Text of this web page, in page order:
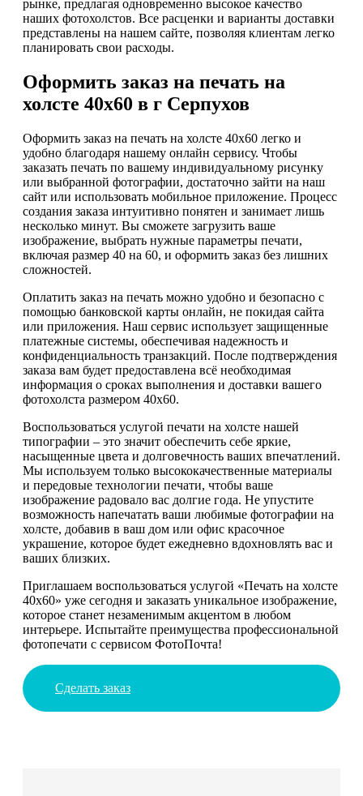
рынке, предлагая одновременно высокое качество
наших фотохолстов. Все расценки и варианты доставки
представлены на нашем сайте, позволяя клиентам легко
планировать свои расходы.
Оформить заказ на печать на
холсте 40х60 в г Серпухов
Оформить заказ на печать на холсте 40х60 легко и
удобно благодаря нашему онлайн сервису. Чтобы
заказать печать по вашему индивидуальному рисунку
или выбранной фотографии, достаточно зайти на наш
сайт или использовать мобильное приложение. Процесс
создания заказа интуитивно понятен и занимает лишь
несколько минут. Вы сможете загрузить ваше
изображение, выбрать нужные параметры печати,
включая размер 40 на 60, и оформить заказ без лишних
сложностей.
Оплатить заказ на печать можно удобно и безопасно с
помощью банковской карты онлайн, не покидая сайта
или приложения. Наш сервис использует защищенные
платежные системы, обеспечивая надежность и
конфиденциальность транзакций. После подтверждения
заказа вам будет предоставлена всё необходимая
информация о сроках выполнения и доставки вашего
фотохолста размером 40х60.
Воспользоваться услугой печати на холсте нашей
типографии – это значит обеспечить себе яркие,
насыщенные цвета и долговечность ваших впечатлений.
Мы используем только высококачественные материалы
и передовые технологии печати, чтобы ваше
изображение радовало вас долгие года. Не упустите
возможность напечатать ваши любимые фотографии на
холсте, добавив в ваш дом или офис красочное
украшение, которое будет ежедневно вдохновлять вас и
ваших близких.
Приглашаем воспользоваться услугой «Печать на холсте
40х60» уже сегодня и заказать уникальное изображение,
которое станет незаменимым акцентом в любом
интерьере. Испытайте преимущества профессиональной
фотопечати с сервисом ФотоПочта!
Сделать заказ